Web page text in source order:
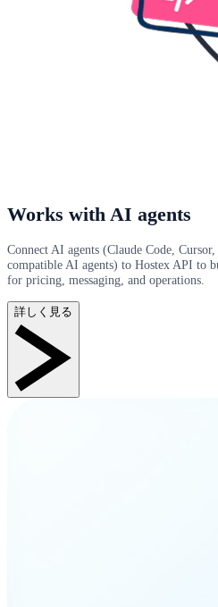
Works with AI agents
Connect AI agents (Claude Code,
compatible AI agents) to Hostex API to
for pricing, messaging, and operations.
詳しく見る